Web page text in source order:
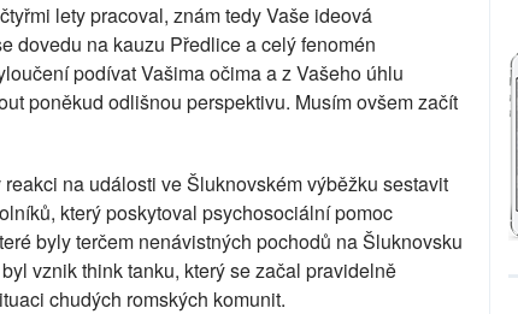
lety pracoval, znám tedy Vaše ideová
dovedu na kauzu Předlice a celý fenomén
podívat Vašima očima a z Vašeho úhlu
poněkud odlišnou perspektivu. Musím ovšem začít
na události ve Šluknovském výběžku sestavit
který poskytoval psychosociální pomoc
byly terčem nenávistných pochodů na Šluknovsku
vznik think tanku, který se začal pravidelně
chudých romských komunit.